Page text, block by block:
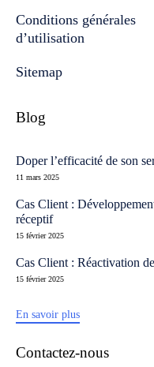
Conditions générales
d’utilisation
Sitemap
Blog
Doper l’efficacité de son
11 mars 2025
Cas Client :
réceptif
15 février 2025
Cas Client : Réactivation
15 février 2025
En savoir plus
Contactez-nous